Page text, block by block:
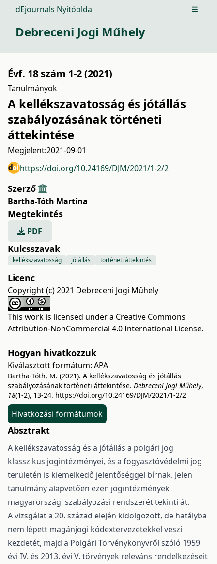
dEjournals Nyitóoldal Open
Debreceni Jogi Műhely
Évf. 18 szám 1-2 (2021)
Tanulmányok
A kellékszavatosság és jótállás
szabályozásának történeti
áttekintése
Megjelent:2021-09-01
https://doi.org/10.24169/DJM/2021/1-2/2
Szerző
Bartha-Tóth Martina
Megtekintés
PDF
Kulcsszavak
kellékszavatosság jótállás történeti áttekintés
Licenc
Copyright (c) 2021 Debreceni Jogi Műhely
This work is licensed under a Creative Commons
Attribution-NonCommercial 4.0 International License.
Hogyan hivatkozzuk
Kiválasztott formátum: APA
Bartha-Tóth, M. (2021). A kellékszavatosság és jótállás
szabályozásának történeti áttekintése. Debreceni Jogi Műhely,
18(1-2), 13-24. https://doi.org/10.24169/DJM/2021/1-2/2
Hivatkozási formátumok
Absztrakt
A kellékszavatosság és a jótállás a polgári jog
klasszikus jogintézményei, és a fogyasztóvédelmi jog
területén is kiemelkedő jelentőséggel bírnak. Jelen
tanulmány alapvetően ezen jogintézmények
magyarországi szabályozási rendszerét tekinti át.
A vizsgálat a 20. század elején kidolgozott, de hatályba
nem lépett magánjogi kódextervezetekkel veszi
kezdetét, majd a Polgári Törvénykönyvről szóló 1959.
évi IV. és 2013. évi V. törvények releváns rendelkezéseit